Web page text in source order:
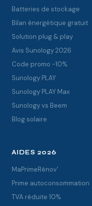
Batteries de stockage
Bilan énergétique gratuit
Solution plug & play
Avis Sunology 2026
Code promo -10%
Sunology PLAY
Sunology PLAY Max
Sunology vs Beem
Blog solaire
AIDES 2026
MaPrimeRénov'
Prime autoconsommation
TVA réduite 10%